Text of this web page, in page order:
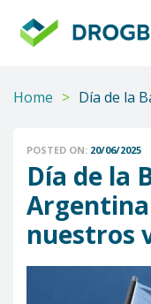
Home > Día de la
POSTED ON: 20/06/2025
Día de la
nuestros